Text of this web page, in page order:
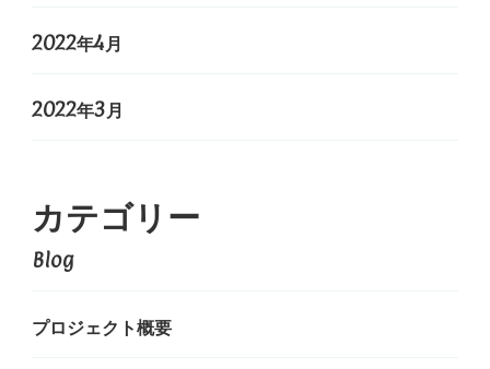
2022年4月
2022年3月
カテゴリー
Blog
プロジェクト概要